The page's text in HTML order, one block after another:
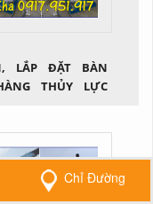
LẮP ĐẶT BÀN
THỦY LỰC
Chỉ Đường